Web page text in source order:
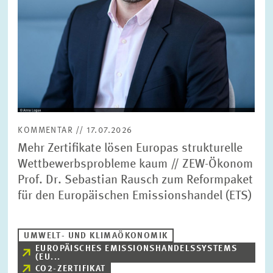
KOMMENTAR // 17.07.2026
Mehr Zertifikate lösen Europas strukturelle
Wettbewerbsprobleme kaum // ZEW-Ökonom
Prof. Dr. Sebastian Rausch zum Reformpaket
für den Europäischen Emissionshandel (ETS)
UMWELT- UND KLIMAÖKONOMIK
EUROPÄISCHES EMISSIONSHANDELSSYSTEMS
(EU...
CO2-ZERTIFIKAT